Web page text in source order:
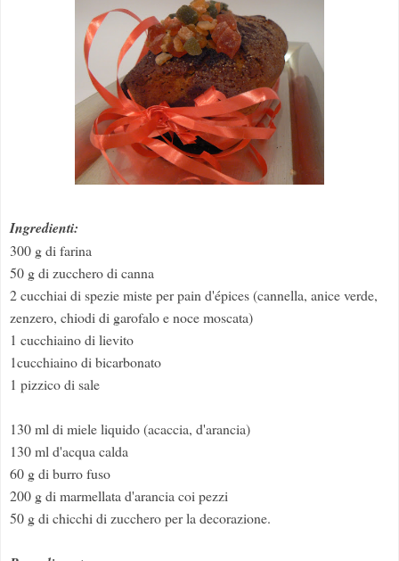
Ingredienti:
300 g di farina
50 g di zucchero di canna
2 cucchiai di spezie miste per pain d'épices (cannella, anice verde,
zenzero, chiodi di garofalo e noce moscata)
1 cucchiaino di lievito
1cucchiaino di bicarbonato
1 pizzico di sale
130 ml di miele liquido (acaccia, d'arancia)
130 ml d'acqua calda
60 g di burro fuso
200 g di marmellata d'arancia coi pezzi
50 g di chicchi di zucchero per la decorazione.